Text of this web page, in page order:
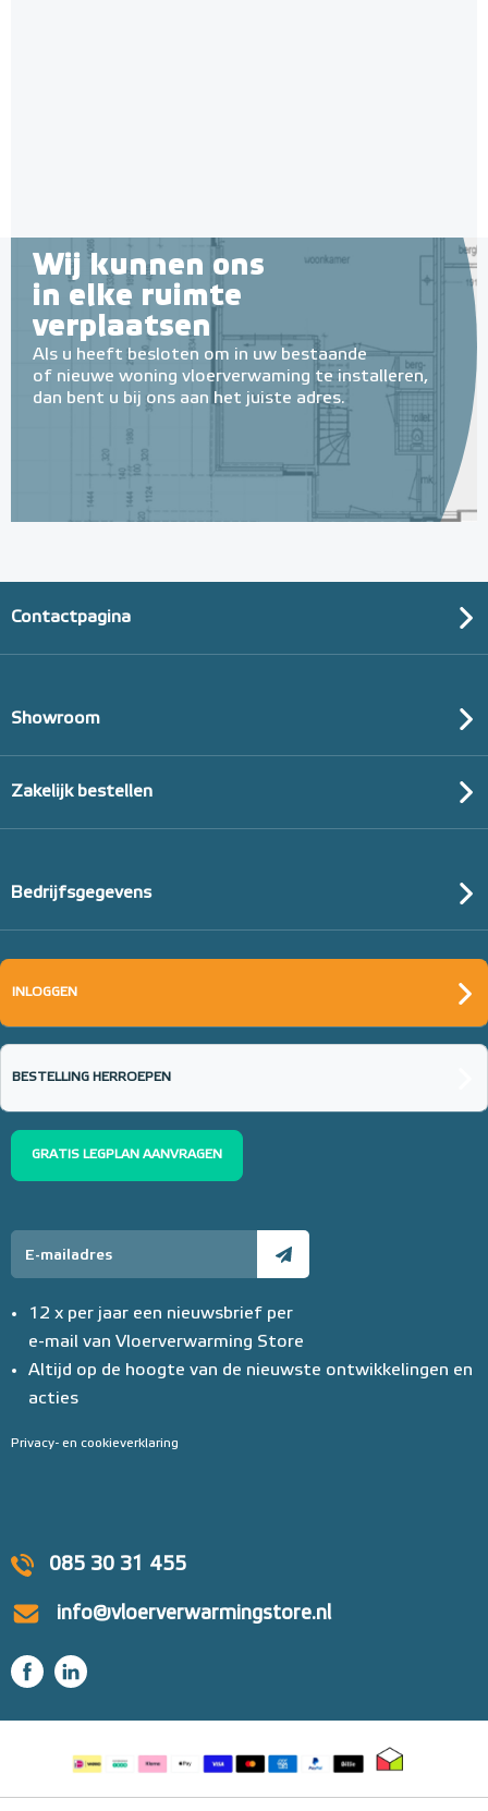
Wij kunnen ons
in elke ruimte
verplaatsen
Als u heeft besloten om in uw bestaande
of nieuwe woning vloerverwaming te installeren,
dan bent u bij ons aan het juiste adres.
085 30 31 455
info@vloerverwarmingstore.nl
Contactpagina
Showroom
Zakelijk bestellen
Bedrijfsgegevens
INLOGGEN
BESTELLING HERROEPEN
GRATIS LEGPLAN AANVRAGEN
12 x per jaar een nieuwsbrief per
e-mail van Vloerverwarming Store
Altijd op de hoogte van de nieuwste ontwikkelingen en
acties
Privacy- en cookieverklaring